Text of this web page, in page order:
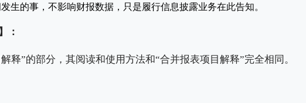
生的事，不影响财报数据，只是履行信息披露业务在此告知。
：
释”的部分，其阅读和使用方法和“合并报表项目解释”完全相同。